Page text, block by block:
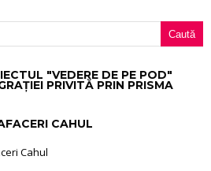
"VEDERE DE PE POD"
PRIVITĂ PRIN PRISMA
CAHUL